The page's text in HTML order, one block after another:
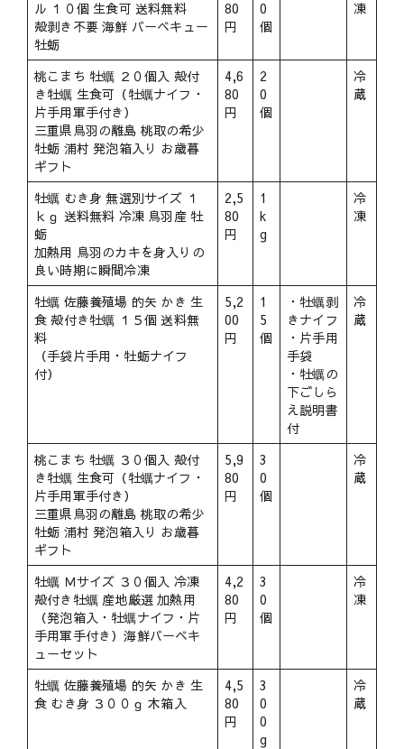
ル １０個 生食可 送料無料
殻剥き不要 海鮮 バーベキュー
牡蛎
80
円
0
個
凍
桃こまち 牡蠣 ２０個入 殻付
き牡蠣 生食可（牡蠣ナイフ・
片手用軍手付き）
三重県鳥羽の離島 桃取の希少
牡蛎 浦村 発泡箱入り お歳暮
ギフト
4,6
80
円
2
0
個
冷
蔵
牡蠣 むき身 無選別サイズ １
ｋｇ 送料無料 冷凍 鳥羽産 牡
蛎
加熱用 鳥羽のカキを身入りの
良い時期に瞬間冷凍
2,5
80
円
1
k
g
冷
凍
牡蠣 佐藤養殖場 的矢 かき 生
食 殻付き牡蠣 １５個 送料無
料
（手袋片手用・牡蛎ナイフ
付）
5,2
00
円
1
5
個
・牡蠣剥
きナイフ
・片手用
手袋
・牡蠣の
下ごしら
え説明書
付
冷
蔵
桃こまち 牡蠣 ３０個入 殻付
き牡蠣 生食可（牡蠣ナイフ・
片手用軍手付き）
三重県鳥羽の離島 桃取の希少
牡蛎 浦村 発泡箱入り お歳暮
ギフト
5,9
80
円
3
0
個
冷
蔵
牡蠣 Ｍサイズ ３０個入 冷凍
殻付き牡蠣 産地厳選 加熱用
（発泡箱入・牡蠣ナイフ・片
手用軍手付き）海鮮バーベキ
ューセット
4,2
80
円
3
0
個
冷
凍
牡蠣 佐藤養殖場 的矢 かき 生
食 むき身 ３００ｇ 木箱入
4,5
80
円
3
0
0
g
冷
蔵